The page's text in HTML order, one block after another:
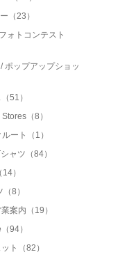
（23）
ォトコンテスト
ポップアップショッ
51）
（8）
ート（1）
ャツ（84）
）
8）
案内（19）
94）
ト（82）